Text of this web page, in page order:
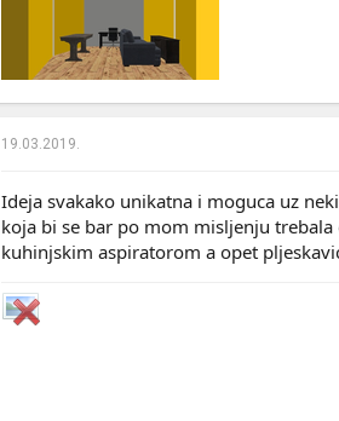
19.03.2019.
Ideja svakako unikatna i moguca uz
koja bi se bar po mom misljenju
kuhinjskim aspiratorom a opet